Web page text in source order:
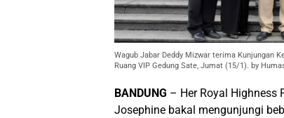
Wagub Jabar Deddy Mizwar terima Kunjungan
Ruang VIP Gedung Sate, Jumat (15/1). by
BANDUNG – Her Royal Highness
Josephine bakal mengunjungi